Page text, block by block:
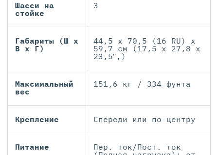
Шасси на
стойкe
3
Габариты (Ш x
В x Г)
44,5 x 70,5 (16 RU) x
59,7 см (17,5 x 27,8 x
23,5″,)
Максимальный
вес
151,6 кг / 334 фунта
Крепление Спереди или по центру
Питание
Пер. ток/Пост. ток